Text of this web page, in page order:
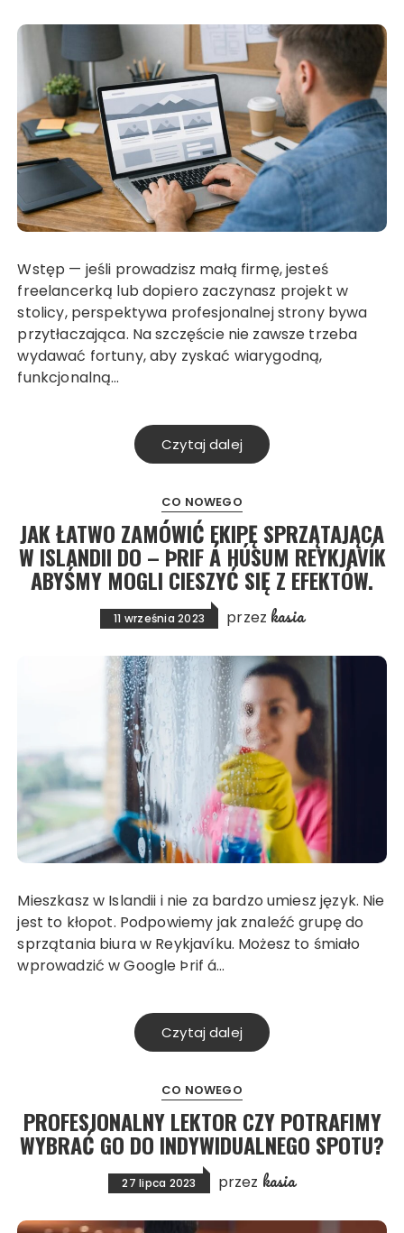
Wstęp — jeśli prowadzisz małą firmę, jesteś
freelancerką lub dopiero zaczynasz projekt w
stolicy, perspektywa profesjonalnej strony bywa
przytłaczająca. Na szczęście nie zawsze trzeba
wydawać fortuny, aby zyskać wiarygodną,
funkcjonalną…
Czytaj dalej
CO NOWEGO
JAK ŁATWO ZAMÓWIĆ EKIPĘ SPRZĄTAJĄCA
W ISLANDII DO – ÞRIF Á HÚSUM REYKJAVÍK
ABYŚMY MOGLI CIESZYĆ SIĘ Z EFEKTÓW.
11 września 2023 przez kasia
Mieszkasz w Islandii i nie za bardzo umiesz język. Nie
jest to kłopot. Podpowiemy jak znaleźć grupę do
sprzątania biura w Reykjavíku. Możesz to śmiało
wprowadzić w Google Þrif á…
Czytaj dalej
CO NOWEGO
PROFESJONALNY LEKTOR CZY POTRAFIMY
WYBRAĆ GO DO INDYWIDUALNEGO SPOTU?
27 lipca 2023 przez kasia